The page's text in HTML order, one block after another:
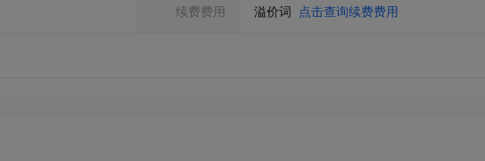
续费费用 溢价词 点击查询续费费用